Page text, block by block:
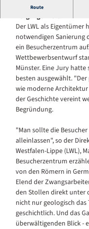
Route
Infos zum Denkmal
Vergangenheit.
Der LWL als Eigentümer
notwendigen Sanierung
ein Besucherzentrum
Wettbewerbsentwurf
Münster. Eine Jury
besten ausgewählt.
wie moderne
der Geschichte vereint
Begründung.
"Man sollte die
alleinlassen", so der
Westfalen-Lippe (LWL),
Besucherzentrum
von den Römern in
Elend der
den Stollen direkt unter
nicht nur geologisch das
geschichtlich. Und das
überwältigenden Blick -